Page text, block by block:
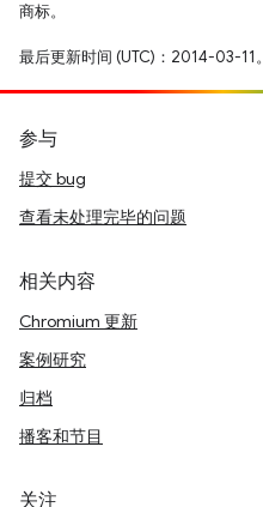
商标。
最后更新时间 (UTC)：2014-03-11。
参与
提交 bug
查看未处理完毕的问题
相关内容
Chromium 更新
案例研究
归档
播客和节目
关注